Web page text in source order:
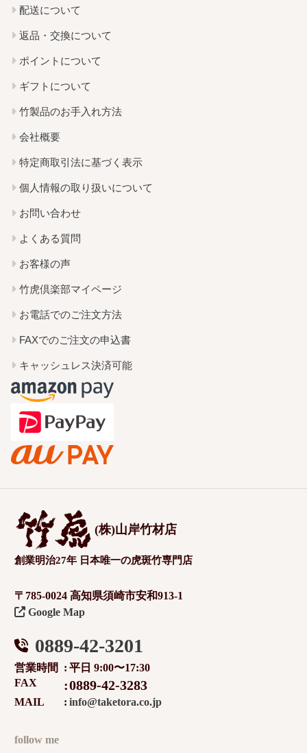
配送について
返品・交換について
ポイントについて
ギフトについて
竹製品のお手入れ方法
会社概要
特定商取引法に基づく表示
個人情報の取り扱いについて
お問い合わせ
よくある質問
お客様の声
竹虎倶楽部マイページ
お電話でのご注文方法
FAXでのご注文の申込書
キャッシュレス決済可能
(株)山岸竹材店
創業明治27年 日本唯一の虎斑竹専門店
〒785-0024 高知県須崎市安和913-1
Google Map
0889-42-3201
営業時間
平日 9:00〜17:30
FAX
0889-42-3283
MAIL info@taketora.co.jp
follow me